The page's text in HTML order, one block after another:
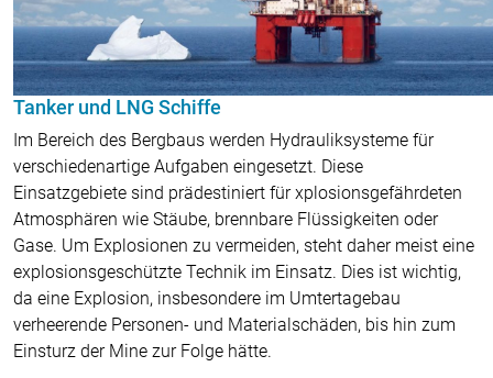
Tanker und LNG Schiffe
Im Bereich des Bergbaus werden Hydrauliksysteme für
verschiedenartige Aufgaben eingesetzt. Diese
Einsatzgebiete sind prädestiniert für xplosionsgefährdeten
Atmosphären wie Stäube, brennbare Flüssigkeiten oder
Gase. Um Explosionen zu vermeiden, steht daher meist eine
explosionsgeschützte Technik im Einsatz. Dies ist wichtig,
da eine Explosion, insbesondere im Umtertagebau
verheerende Personen- und Materialschäden, bis hin zum
Einsturz der Mine zur Folge hätte.